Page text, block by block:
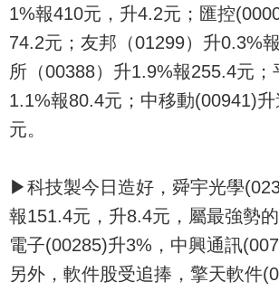
1%報410元，升4.2元；匯控
74.2元；友邦（01299）升0.3%
所（00388）升1.9%報255.4元
1.1%報80.4元；中移動(00941)
元。
▶科技製今日造好，舜宇光學
報151.4元，升8.4元，屬最強勢
電子(00285)升3%，中興通訊
另外，軟件股受追捧，擎天軟件